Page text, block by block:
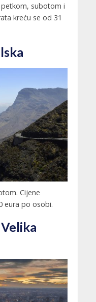
subotom i
kreću se od 31
Cijene
eura po osobi.